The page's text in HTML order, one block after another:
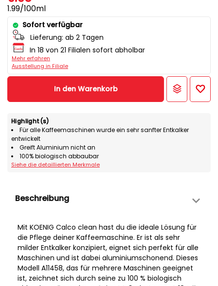
1.99/100ml
Sofort verfügbar
Lieferung: ab 2 Tagen
In 18 von 21 Filialen sofort abholbar
Mehr erfahren
Ausstellung in Filiale
In den Warenkorb
Highlight(s)
Für alle Kaffeemaschinen wurde ein sehr sanfter Entkalker
entwickelt
Greift Aluminium nicht an
100% biologisch abbaubar
Siehe die detaillierten Merkmale
Beschreibung
Mit KOENIG Calco clean hast du die ideale Lösung für
die Pflege deiner Kaffeemaschine. Er ist als sehr
milder Entkalker konzipiert, eignet sich perfekt für alle
Maschinen und ist dabei aluminiumschonend. Dieses
Modell A11458, das für mehrere Maschinen geeignet
ist, zeichnet sich durch seine zu 100 % biologisch